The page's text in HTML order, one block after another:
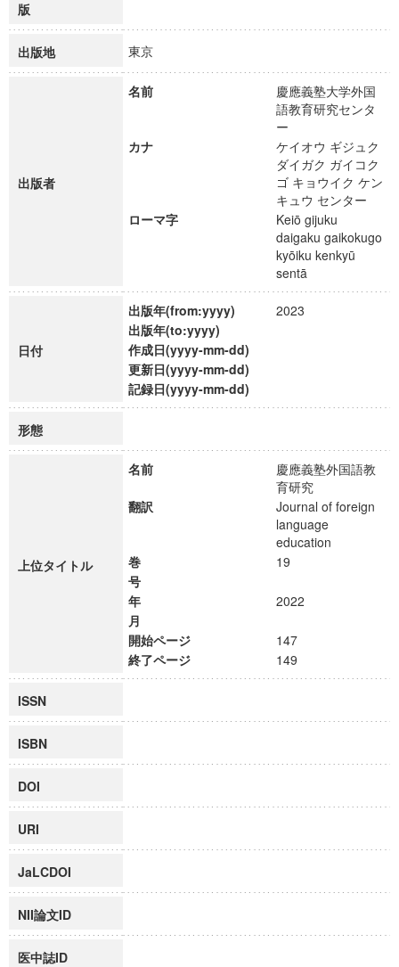
版
出版地 東京
出版者
名前
慶應義塾大学外国
語教育研究センタ
ー
カナ
ケイオウ ギジュク
ダイガク ガイコク
ゴ キョウイク ケン
キュウ センター
ローマ字
Keiō gijuku
daigaku gaikokugo
kyōiku kenkyū
sentā
日付
出版年(from:yyyy)
2023
出版年(to:yyyy)
作成日(yyyy-mm-dd)
更新日(yyyy-mm-dd)
記録日(yyyy-mm-dd)
形態
上位タイトル
名前
慶應義塾外国語教
育研究
翻訳
Journal of foreign
language
education
巻
19
号
年
2022
月
開始ページ
147
終了ページ
149
ISSN
ISBN
DOI
URI
JaLCDOI
NII論文ID
医中誌ID